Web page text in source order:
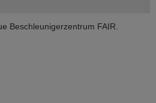
Beschleunigerzentrum FAIR.